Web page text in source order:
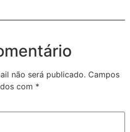
não será publicado. Campos
com *